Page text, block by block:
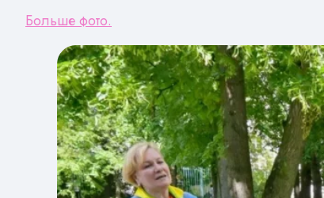
Больше фото.